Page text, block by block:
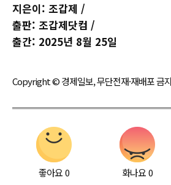
지은이: 조갑제 /
출판: 조갑제닷컴 /
출간: 2025년 8월 25일
Copyright © 경제일보, 무단전재·재배포 금지
좋아요0 화나요0